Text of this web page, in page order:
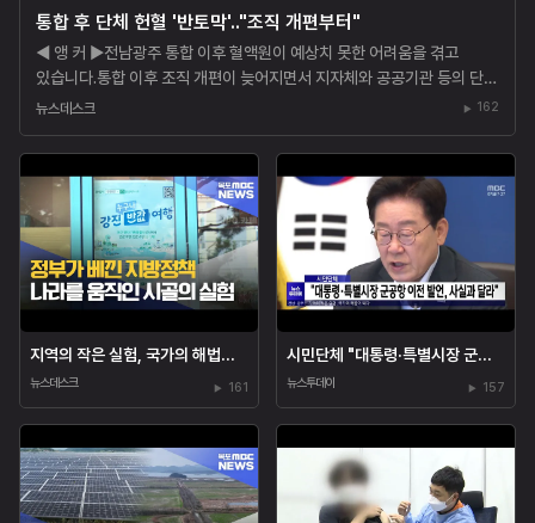
통합 후 단체 헌혈 '반토막'.."조직 개편부터"
◀ 앵 커 ▶전남광주 통합 이후 혈액원이 예상치 못한 어려움을 겪고
있습니다.통합 이후 조직 개편이 늦어지면서 지자체와 공공기관 등의 단체
헌혈 일정이 잇따라 미뤄지고 있기 때문인데요.박혜진 기자가...
뉴스데스크 162
지역의 작은 실험, 국가의 해법이 ...
뉴스데스크 161
시민단체 "대통령·특별시장 군공항 ...
뉴스투데이 157